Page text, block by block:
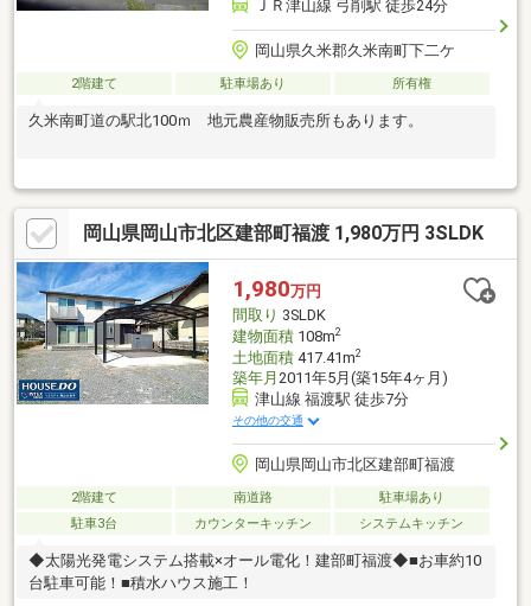
ＪＲ津山線 弓削駅 徒歩24分
岡山県久米郡久米南町下二ケ
2階建て 駐車場あり 所有権
久米南町道の駅北100ｍ 地元農産物販売所もあります。
岡山県岡山市北区建部町福渡 1,980万円 3SLDK
1,980万円
間取り 3SLDK
建物面積108m2
土地面積417.41m2
築年月 2011年5月(築15年4ヶ月)
津山線 福渡駅 徒歩7分
その他の交通
岡山県岡山市北区建部町福渡
2階建て 南道路
駐車場あり
駐車3台
カウンターキッチン システムキッチン
◆太陽光発電システム搭載×オール電化！建部町福渡◆■お車約10
台駐車可能！■積水ハウス施工！